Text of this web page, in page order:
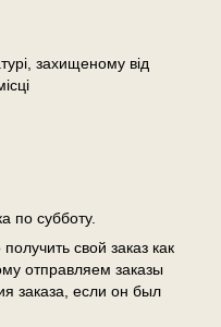
захищеному від
по субботу.
свой заказ как
отправляем заказы
заказа, если он был